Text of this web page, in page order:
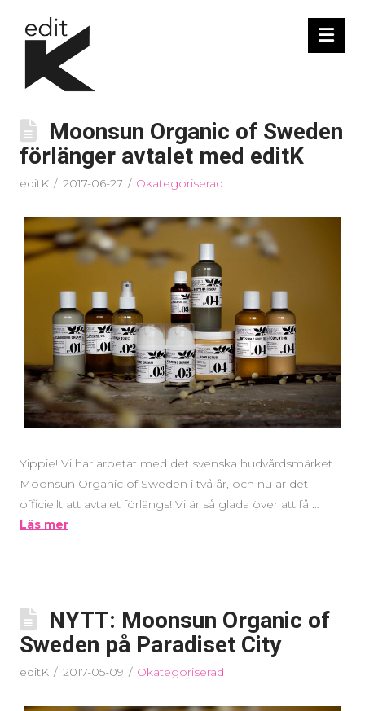
Moonsun Organic of Sweden
förlänger avtalet med editK
editK 2017-06-27 Okategoriserad
Yippie! Vi har arbetat med det svenska hudvårdsmärket
Moonsun Organic of Sweden i två år, och nu är det
officiellt att avtalet förlängs! Vi är så glada över att få …
Läs mer
NYTT: Moonsun Organic of
Sweden på Paradiset City
editK 2017-05-09 Okategoriserad